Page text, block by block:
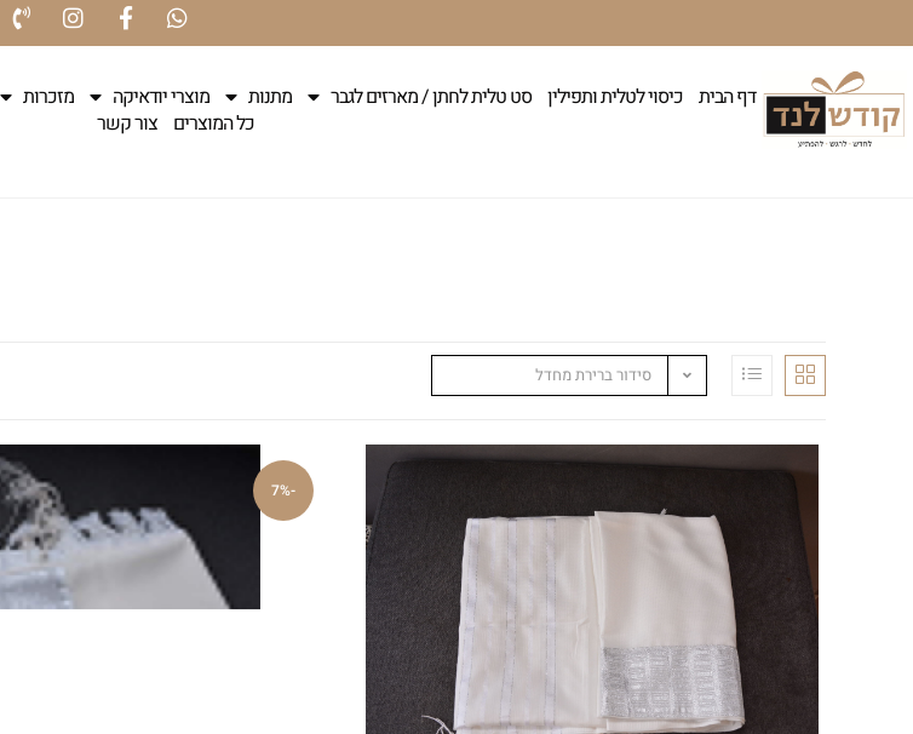
דף הבית כיסוי לטלית ותפילין סט טלית לחתן / מארזים לגבר מתנות מוצרי יודאיקה מזכרות
כל המוצרים צור קשר
סידור ברירת מחדל
-7%